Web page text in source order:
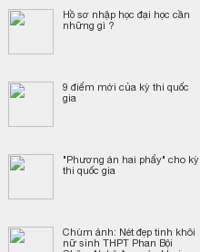
Hồ sơ nhập học đại học cần
những gì ?
​9 điểm mới của kỳ thi quốc
gia
"Phương án hai phẩy" cho kỳ
thi quốc gia
Chùm ảnh: Nét đẹp tinh khôi
nữ sinh THPT Phan Bội